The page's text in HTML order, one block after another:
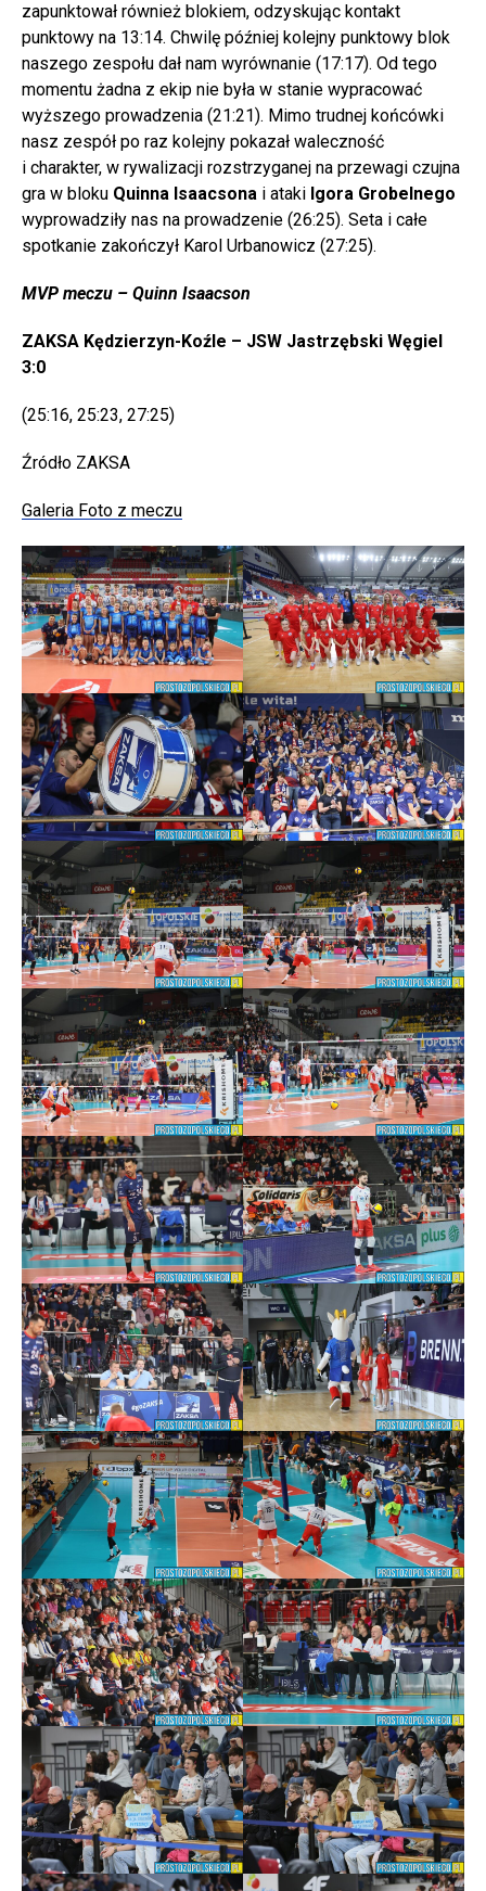
zapunktował również blokiem, odzyskując kontakt
punktowy na 13:14. Chwilę później kolejny punktowy blok
naszego zespołu dał nam wyrównanie (17:17). Od tego
momentu żadna z ekip nie była w stanie wypracować
wyższego prowadzenia (21:21). Mimo trudnej końcówki
nasz zespół po raz kolejny pokazał waleczność
i charakter, w rywalizacji rozstrzyganej na przewagi czujna
gra w bloku Quinna Isaacsona i ataki Igora Grobelnego
wyprowadziły nas na prowadzenie (26:25). Seta i całe
spotkanie zakończył Karol Urbanowicz (27:25).
MVP meczu – Quinn Isaacson
ZAKSA Kędzierzyn-Koźle – JSW Jastrzębski Węgiel
3:0
(25:16, 25:23, 27:25)
Źródło ZAKSA
Galeria Foto z meczu